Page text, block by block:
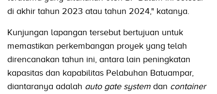
di akhir tahun 2023 atau tahun 2024," katanya.
Kunjungan lapangan tersebut bertujuan untuk
memastikan perkembangan proyek yang telah
direncanakan tahun ini, antara lain peningkatan
kapasitas dan kapabilitas Pelabuhan Batuampar,
diantaranya adalah auto gate system dan container